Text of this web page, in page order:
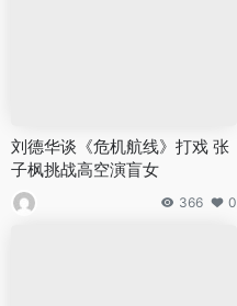
刘德华谈《危机航线》打戏 张
子枫挑战高空演盲女
366 0